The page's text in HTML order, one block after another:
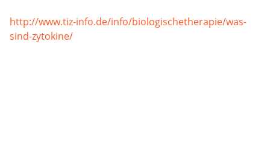
http://www.tiz-info.de/info/biologischetherapie/was-
sind-zytokine/